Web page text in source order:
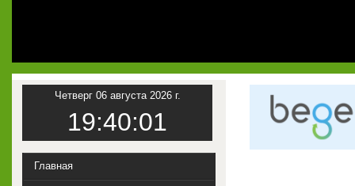
Четверг 06 августа 2026 г.
19:40:02
Главная